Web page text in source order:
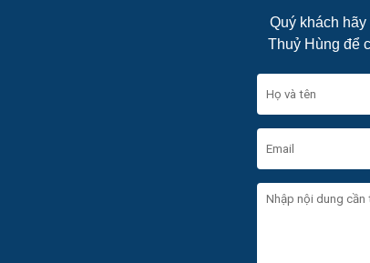
Quý khách
Thuỷ Hùng để